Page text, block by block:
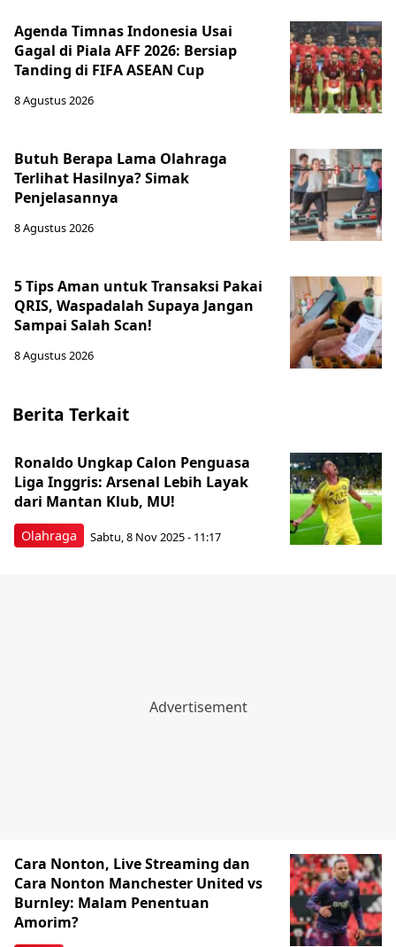
Agenda Timnas Indonesia Usai
Gagal di Piala AFF 2026: Bersiap
Tanding di FIFA ASEAN Cup
8 Agustus 2026
Butuh Berapa Lama Olahraga
Terlihat Hasilnya? Simak
Penjelasannya
8 Agustus 2026
5 Tips Aman untuk Transaksi Pakai
QRIS, Waspadalah Supaya Jangan
Sampai Salah Scan!
8 Agustus 2026
Berita Terkait
Olahraga
Ronaldo Ungkap Calon Penguasa
Liga Inggris: Arsenal Lebih Layak
dari Mantan Klub, MU!
Sabtu, 8 Nov 2025 - 11:17
Cara Nonton, Live Streaming dan
Cara Nonton Manchester United vs
Burnley: Malam Penentuan
Amorim?